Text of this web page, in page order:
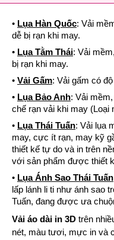
• Lụa Hàn Quốc: Vải
dễ bị rạn khi may.
• Lụa Tằm Thái: Vải
bị rạn khi may.
• Vải Gấm: Vải gấm có
• Lụa Bảo Anh: Vải
chế rạn vải khi may (Loại
• Lụa Thái Tuấn: Vải lụa
may, cực ít rạn, may kỹ
thiết kế tự do và in trên
với sản phẩm được thiết
• Lụa Ánh Sao Thái Tuấn
lấp lánh li ti như ánh sao
Tuấn, đang được ưa
Vải áo dài in 3D trên
nét, màu tươi, mực in và